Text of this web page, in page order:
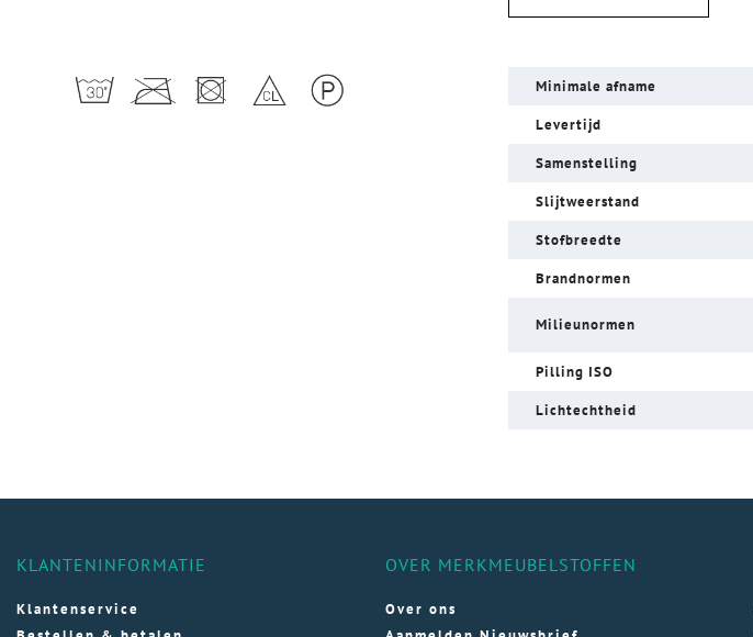
Minimale afname
Levertijd
Samenstelling
Slijtweerstand
Stofbreedte
Brandnormen
Milieunormen
Pilling ISO
Lichtechtheid
KLANTENINFORMATIE
Klantenservice
OVER MERKMEUBELSTOFFEN
Over ons